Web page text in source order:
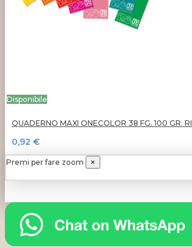
Disponibile
QUADERNO MAXI ONECOLOR 38 FG. 100 GR.
0,92 €
Premi per fare zoom ×